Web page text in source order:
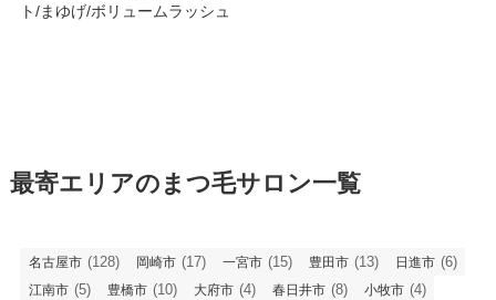
ト/まゆげ/ボリュームラッシュ
最寄エリアのまつ毛サロン一覧
名古屋市 (128) 岡崎市 (17) 一宮市 (15) 豊田市 (13) 日進市 (6)
江南市 (5) 豊橋市 (10) 大府市 (4) 春日井市 (8) 小牧市 (4)